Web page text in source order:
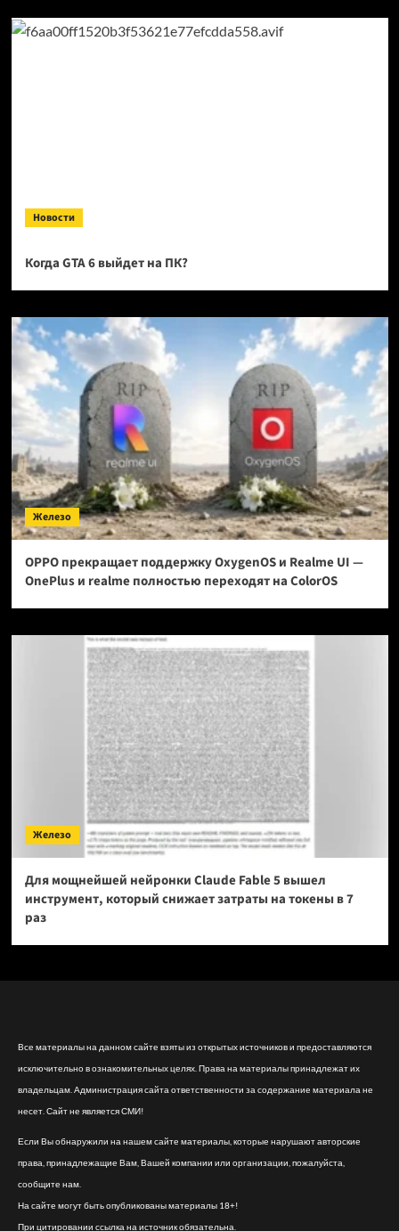
Новости
Когда GTA 6 выйдет на ПК?
Железо
OPPO прекращает поддержку OxygenOS и Realme UI —
OnePlus и realme полностью переходят на ColorOS
Железо
Для мощнейшей нейронки Claude Fable 5 вышел
инструмент, который снижает затраты на токены в 7
раз
Все материалы на данном сайте взяты из открытых источников и предоставляются
исключительно в ознакомительных целях. Права на материалы принадлежат их
владельцам. Администрация сайта ответственности за содержание материала не
несет. Сайт не является СМИ!
Если Вы обнаружили на нашем сайте материалы, которые нарушают авторские
права, принадлежащие Вам, Вашей компании или организации, пожалуйста,
сообщите нам.
На сайте могут быть опубликованы материалы 18+!
При цитировании ссылка на источник обязательна.